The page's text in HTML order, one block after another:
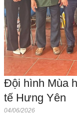
Đội hình Mùa
tế Hưng Yên
04/06/2026